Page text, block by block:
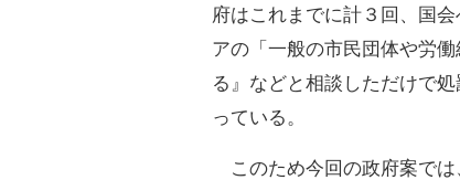
府はこれまでに計３回、国
アの「一般の市民団体や労
る』などと相談しただけで
っている。
このため今回の政府案では